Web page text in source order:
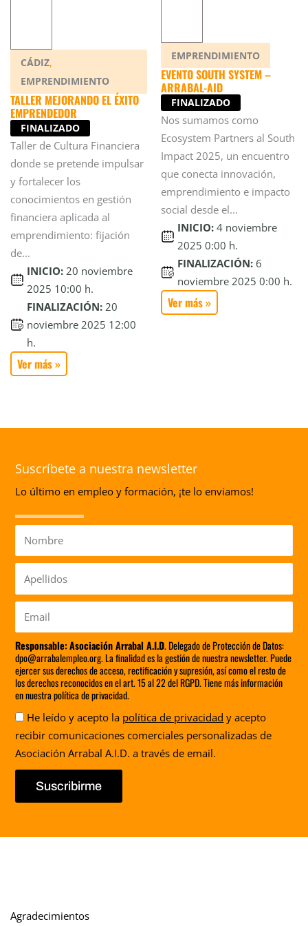
CÁDIZ,
EMPRENDIMIENTO
TALLER MEJORANDO EL ÉXITO
EMPRENDEDOR
FINALIZADO
Taller de Cultura Financiera
donde se pretende impulsar
y fortalecer los
conocimientos en gestión
financiera aplicada al
emprendimiento: fijación
de...
INICIO: 20 noviembre
2025 10:00 h.
FINALIZACIÓN: 20
noviembre 2025 12:00
h.
Ver más »
EMPRENDIMIENTO
EVENTO SOUTH SYSTEM –
ARRABAL-AID
FINALIZADO
Nos sumamos como
Ecosystem Partners al South
Impact 2025, un encuentro
que conecta innovación,
emprendimiento e impacto
social desde el...
INICIO: 4 noviembre
2025 0:00 h.
FINALIZACIÓN: 6
noviembre 2025 0:00 h.
Ver más »
Suscríbete a nuestra newsletter
Lo último en empleo y formación, ¡te lo enviamos!
Nombre
Apellidos
Responsable: Asociación Arrabal A.I.D. Delegado de Protección de Datos:
dpo@arrabalempleo.org. La finalidad es la gestión de nuestra newsletter. Puede
ejercer sus derechos de acceso, rectificación y supresión, así como el resto de
los derechos reconocidos en el art. 15 al 22 del RGPD. Tiene más información
en nuestra política de privacidad.
Aceptación
He leído y acepto la política de privacidad y acepto
recibir comunicaciones comerciales personalizadas de
Asociación Arrabal A.I.D. a través de email.
Suscribirme
Agradecimientos